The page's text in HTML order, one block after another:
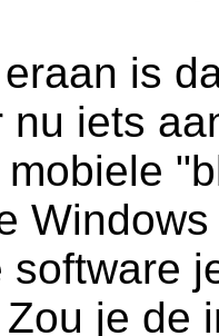
is
nu iets
software
je de